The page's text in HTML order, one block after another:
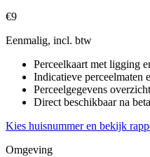
€9
Eenmalig, incl. btw
Perceelkaart met ligging
Indicatieve perceelmaten
Perceelgegevens
Direct beschikbaar na
Kies huisnummer en bekijk
Omgeving